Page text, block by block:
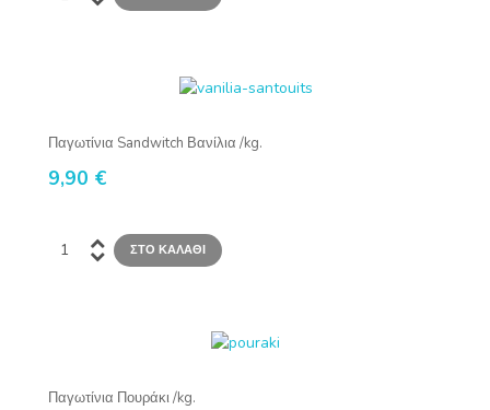
Παγωτίνια Sandwitch Βανίλια /kg.
9,90 €
Παγωτίνια Πουράκι /kg.